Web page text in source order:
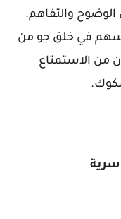
الوضوح والتفاهم.
يسهم في خلق جو من
من الاستمتاع